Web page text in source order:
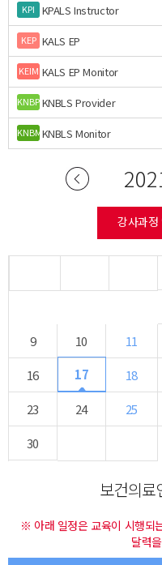
KPI KPALS Instructor
KEP KALS EP
KEIM KALS EP Monitor
KNBPKNBLS Provider
KNBMKNBLS Monitor
강사과정
9
10 11
16
17 18
23
24 25
30
보건의료
※ 아래 일정은 교육이 시행되
달력